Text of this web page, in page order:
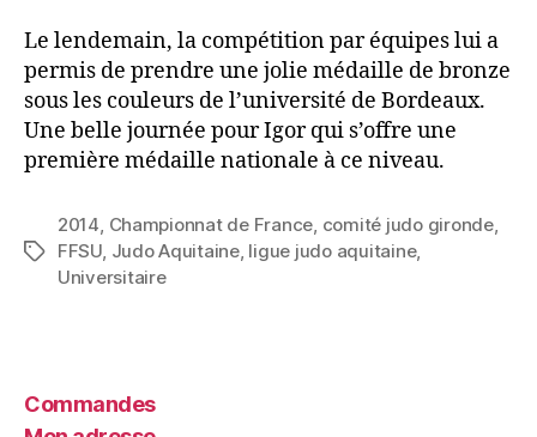
Le lendemain, la compétition par équipes lui a
permis de prendre une jolie médaille de bronze
sous les couleurs de l’université de Bordeaux.
Une belle journée pour Igor qui s’offre une
première médaille nationale à ce niveau.
2014, Championnat de France, comité judo gironde,
FFSU, Judo Aquitaine, ligue judo aquitaine,
Universitaire
Commandes